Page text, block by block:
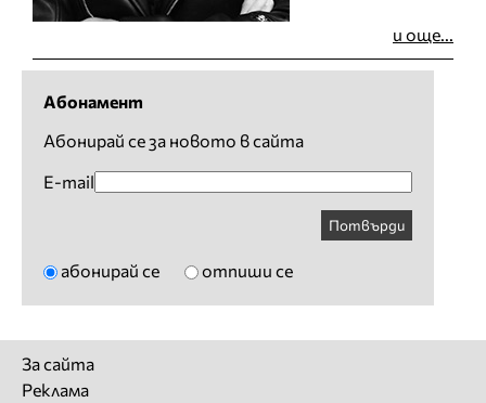
и още...
Абонамент
Абонирай се за новото в сайта
E-mail
Потвърди
абонирай се отпиши се
За сайта
Реклама